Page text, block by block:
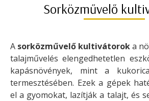
Sorközművelő
A sorközművelő kultivátoroka
talajművelés elengedhetetlen
kapásnövények, mint a
termesztésében. Ezek a gépek
el a gyomokat, lazítják a talajt, és